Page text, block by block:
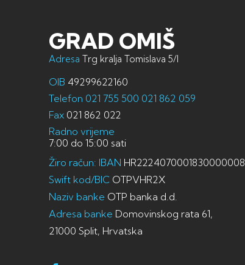
GRAD OMIŠ
Adresa Trg kralja Tomislava 5/I
OIB 49299622160
Telefon 021 755 500 021 862 059
Fax 021 862 022
Radno vrijeme
7:00 do 15:00 sati
Žiro račun: IBAN HR2224070001830000008
Swift kod/BIC OTPVHR2X
Naziv banke OTP banka d.d.
Adresa banke Domovinskog rata 61,
21000 Split, Hrvatska